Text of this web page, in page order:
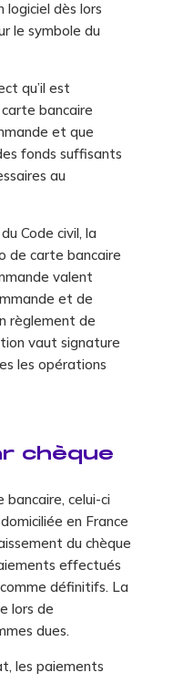
logiciel dès lors
le symbole du
qu’il est
bancaire
et que
fonds suffisants
au
Code civil, la
de carte bancaire
valent
et de
règlement de
vaut signature
les opérations
chèque
bancaire, celui-ci
en France
du chèque
effectués
définitifs. La
lors de
dues.
les paiements